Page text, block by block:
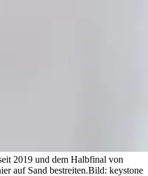
2019 und dem Halbfinal von
auf Sand bestreiten.Bild: keystone